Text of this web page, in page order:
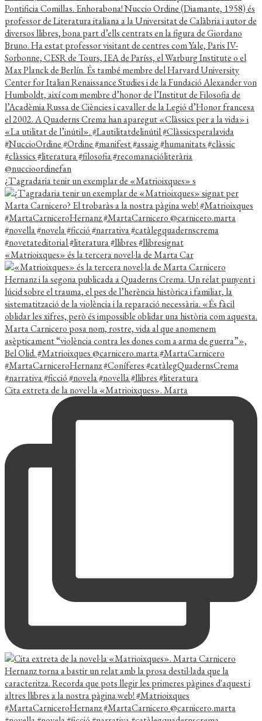
¿T'agradaria tenir un exemplar de «Matrioixques» s
«Matrioixques» és la tercera novel·la de Marta Car
Cita extreta de la novel·la «Matrioixques». Marta